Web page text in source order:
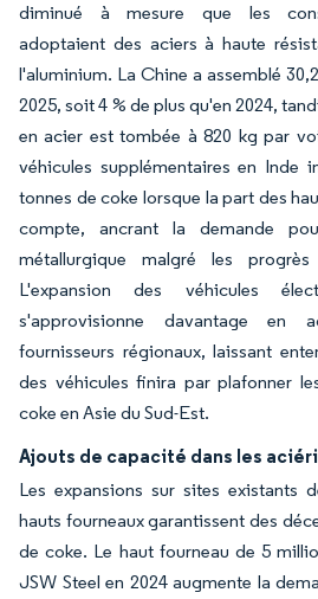
diminué à mesure que les
adoptaient des aciers à haute
l'aluminium. La Chine a assemblé
2025, soit 4 % de plus qu'en 2024,
en acier est tombée à 820 kg par
véhicules supplémentaires en Inde
tonnes de coke lorsque la part des
compte, ancrant la demande
métallurgique malgré les
L'expansion des véhicules
s'approvisionne davantage en
fournisseurs régionaux, laissant
des véhicules finira par plafonner
coke en Asie du Sud-Est.
Ajouts de capacité dans les
Les expansions sur sites existants
hauts fourneaux garantissent des
de coke. Le haut fourneau de 5
JSW Steel en 2024 augmente la